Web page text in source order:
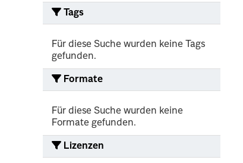
Tags
Für diese Suche wurden keine Tags
gefunden.
Formate
Für diese Suche wurden keine
Formate gefunden.
Lizenzen